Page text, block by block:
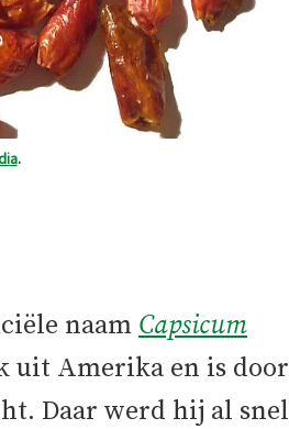
.
naam Capsicum
uit Amerika en is door
Daar werd hij al snel